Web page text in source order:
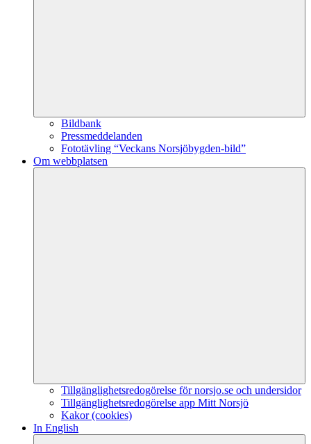
Bildbank
Pressmeddelanden
Fototävling “Veckans Norsjöbygden-bild”
Om webbplatsen
Tillgänglighetsredogörelse för norsjo.se och undersidor
Tillgänglighetsredogörelse app Mitt Norsjö
Kakor (cookies)
In English